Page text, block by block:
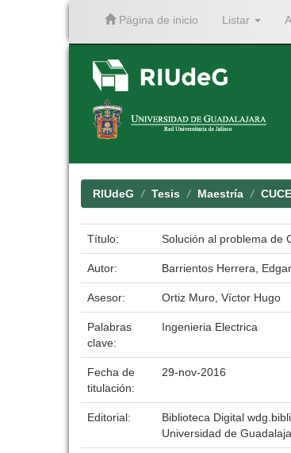
Página de inicio Listar
RIUdeG Tesis Maestría
Título: Solución al problema de
Autor: Barrientos Herrera,
Asesor: Ortiz Muro, Víctor Hugo
Palabras
clave:
Ingenieria Electrica
Fecha de
titulación:
29-nov-2016
Editorial:
Biblioteca Digital
Universidad de